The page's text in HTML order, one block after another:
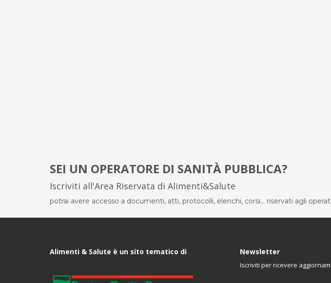
SEI UN OPERATORE DI SANITÀ PUBBLICA?
Iscriviti all'Area Riservata di Alimenti&Salute
potrai avere accesso a documenti, atti, protocolli, elenchi, corsi... riservati agli
Alimenti & Salute è un sito tematico di Newsletter
Iscriviti per ricevere